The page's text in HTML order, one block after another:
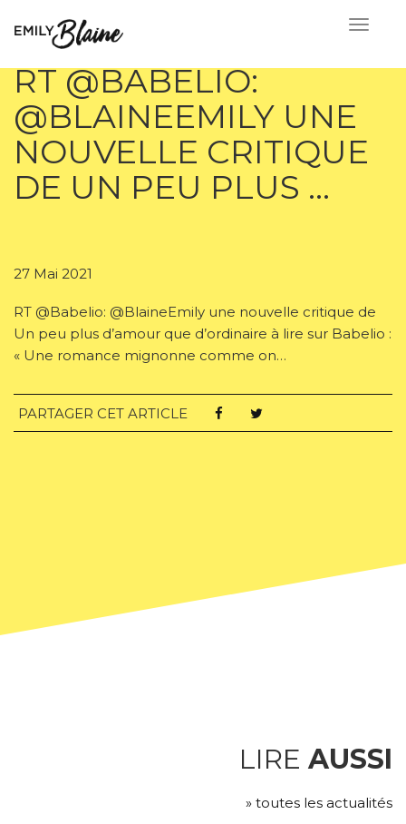
RT @BABELIO:
@BLAINEEMILY UNE
NOUVELLE CRITIQUE
DE UN PEU PLUS …
27 Mai 2021
RT @Babelio: @BlaineEmily une nouvelle critique de
Un peu plus d’amour que d’ordinaire à lire sur Babelio :
« Une romance mignonne comme on…
PARTAGER CET ARTICLE
LIRE AUSSI
» toutes les actualités